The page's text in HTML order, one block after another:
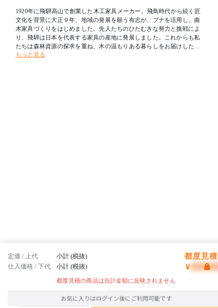
1920年に飛騨高山で創業した木工家具メーカー。飛鳥時代から続く匠
文化を背景に大正９年、地域の発展を願う有志が、ブナを活用し、曲
木家具づくりをはじめました。先人たちのひたむきな努力と挑戦によ
り、飛騨は日本を代表する家具の産地に発展しました。これからも私
たちは森林資源の探求を重ね、木の温もりある暮らしをお届けしたい
と考えます。新たな創造を可能とし、その魅力を求めて人々が集う場
もっと見る
定価 / 上代 小計 (税抜) 都度見
仕入価格 / 下代 小計 (税抜) ¥
都度見積の商品は合計金額に反映されません
お気に入りはログイン後にご利用可能です